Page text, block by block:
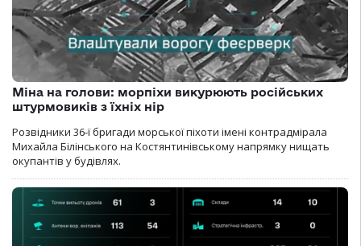
Міна на голови: морпіхи викурюють російських
штурмовиків з їхніх нір
Розвідники 36-ї бригади морської піхоти імені контрадмірала
Михайла Білінського на Костянтинівському напрямку нищать
окупантів у будівлях.